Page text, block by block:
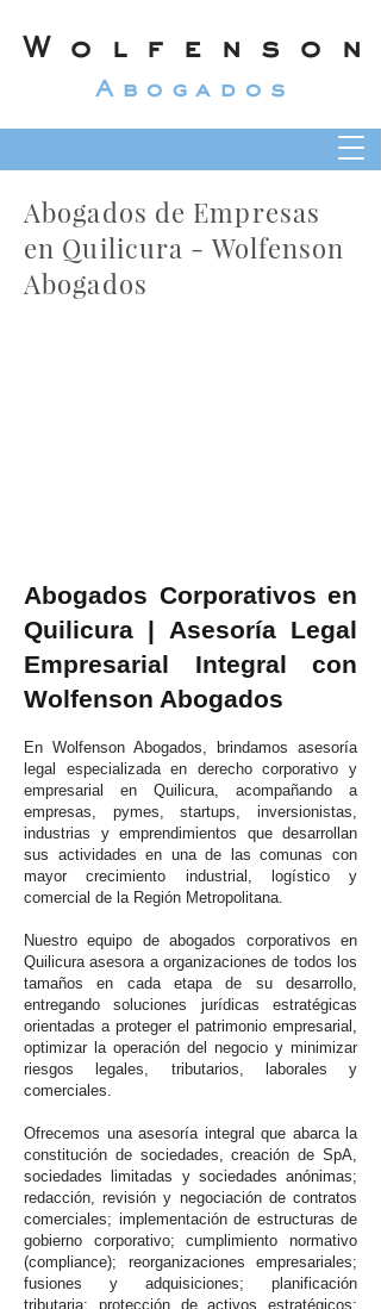
Wolfenson
Abogados
Abogados de Empresas
en Quilicura - Wolfenson
Abogados
Abogados Corporativos en
Quilicura | Asesoría Legal
Empresarial Integral con
Wolfenson Abogados
En Wolfenson Abogados, brindamos asesoría
legal especializada en derecho corporativo y
empresarial en Quilicura, acompañando a
empresas, pymes, startups, inversionistas,
industrias y emprendimientos que desarrollan
sus actividades en una de las comunas con
mayor crecimiento industrial, logístico y
comercial de la Región Metropolitana.
Nuestro equipo de abogados corporativos en
Quilicura asesora a organizaciones de todos los
tamaños en cada etapa de su desarrollo,
entregando soluciones jurídicas estratégicas
orientadas a proteger el patrimonio empresarial,
optimizar la operación del negocio y minimizar
riesgos legales, tributarios, laborales y
comerciales.
Ofrecemos una asesoría integral que abarca la
constitución de sociedades, creación de SpA,
sociedades limitadas y sociedades anónimas;
redacción, revisión y negociación de contratos
comerciales; implementación de estructuras de
gobierno corporativo; cumplimiento normativo
(compliance); reorganizaciones empresariales;
fusiones y adquisiciones; planificación
tributaria; protección de activos estratégicos;